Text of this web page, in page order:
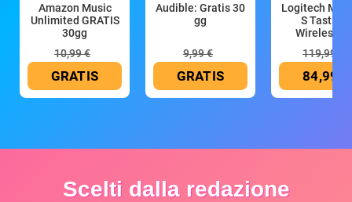
Amazon Music
Unlimited GRATIS
30gg
10,99 €
GRATIS
Audible: Gratis 30
gg
9,99 €
GRATIS
Logitech MX
S Tastiera
Wireless
119,99 €
84,99 €
Scelti dalla redazione